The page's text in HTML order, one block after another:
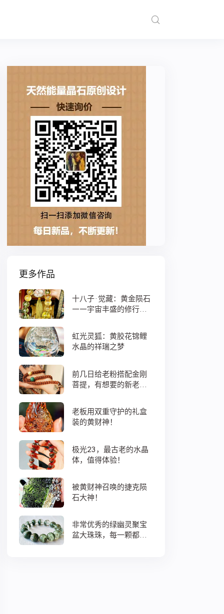
更多作品
十八子·觉藏：黄金陨石
——宇宙丰盛的修行之
虹光灵狐：黄胶花锦鲤
水晶的祥瑞之梦
前几日给老粉搭配金刚
菩提，有想要的新老
老板用双重守护的礼盒
装的黄财神！
极光23，最古老的水晶
体，值得体验！
被黄财神召唤的捷克陨
石大神！
非常优秀的绿幽灵聚宝
盆大珠珠，每一颗都蕴